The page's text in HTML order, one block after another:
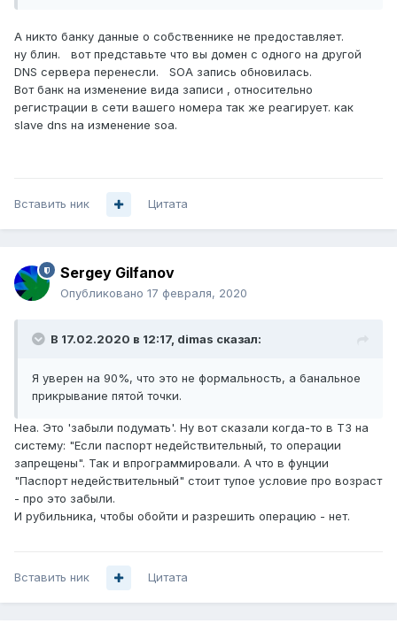
А никто банку данные о собственнике не предоставляет.
ну блин. вот представьте что вы домен с одного на другой
DNS сервера перенесли. SOA запись обновилась.
Вот банк на изменение вида записи , относительно
регистрации в сети вашего номера так же реагирует. как
slave dns на изменение soa.
Вставить ник Цитата
Sergey Gilfanov
Опубликовано 17 февраля, 2020
В 17.02.2020 в 12:17, dimas сказал:
Я уверен на 90%, что это не формальность, а банальное
прикрывание пятой точки.
Неа. Это 'забыли подумать'. Ну вот сказали когда-то в ТЗ на
систему: "Если паспорт недействительный, то операции
запрещены". Так и впрограммировали. А что в фунции
"Паспорт недействительный" стоит тупое условие про возраст
- про это забыли.
И рубильника, чтобы обойти и разрешить операцию - нет.
Вставить ник Цитата